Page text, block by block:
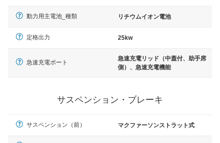
動力用主電池_種類 リチウムイオン電池
定格出力 25kw
急速充電ポート
急速充電リッド（中蓋付、助手席
側）、急速充電機能
サスペンション・ブレーキ
サスペンション（前） マクファーソンストラット式